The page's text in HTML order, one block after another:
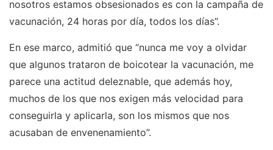
nosotros estamos obsesionados es con la campaña de
vacunación, 24 horas por día, todos los días”.
En ese marco, admitió que “nunca me voy a olvidar
que algunos trataron de boicotear la vacunación, me
parece una actitud deleznable, que además hoy,
muchos de los que nos exigen más velocidad para
conseguirla y aplicarla, son los mismos que nos
acusaban de envenenamiento”.